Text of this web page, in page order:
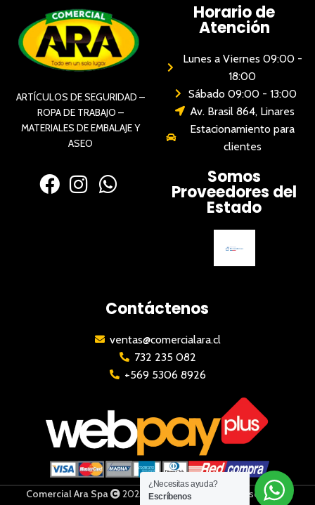
ARTÍCULOS DE SEGURIDAD –
ROPA DE TRABAJO –
MATERIALES DE EMBALAJE Y
ASEO
Horario de
Atención
Lunes a Viernes 09:00 -
18:00
Sábado 09:00 - 13:00
Av. Brasil 864, Linares
Estacionamiento para
clientes
Somos
Proveedores del
Estado
Contáctenos
ventas@comercialara.cl
732 235 082
+569 5306 8926
Comercial Ara Spa 2023 | Todos los derechos reservados
¿Necesitas ayuda?
Escríbenos